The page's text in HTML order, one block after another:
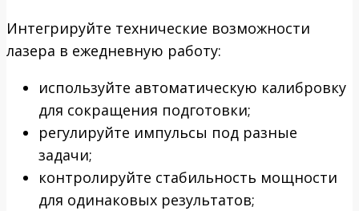
Интегрируйте технические возможности
лазера в ежедневную работу:
используйте автоматическую калибровку
для сокращения подготовки;
регулируйте импульсы под разные
задачи;
контролируйте стабильность мощности
для одинаковых результатов;